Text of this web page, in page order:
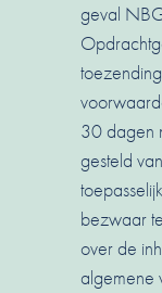
geval
30 dagen
gesteld
bezwaar
over de
algemene